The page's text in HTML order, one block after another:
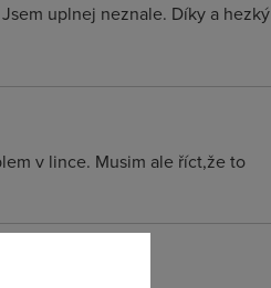
uplnej neznale. Díky a hezký
v lince. Musim ale říct,že to